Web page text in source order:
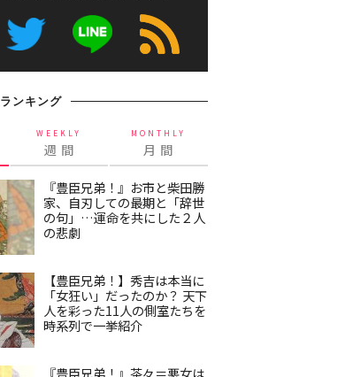
ランキング
WEEKLY
週 間
MONTHLY
月 間
『豊臣兄弟！』お市と柴田勝
家、自刃しての最期と「辞世
の句」…運命を共にした２人
の悲劇
【豊臣兄弟！】秀吉は本当に
「女狂い」だったのか？ 天下
人を彩った11人の側室たちを
時系列で一挙紹介
『豊臣兄弟！』茶々＝悪女は